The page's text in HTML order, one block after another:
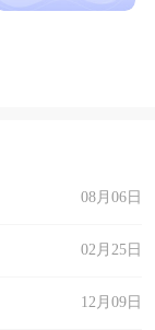
08月06日
02月25日
12月09日